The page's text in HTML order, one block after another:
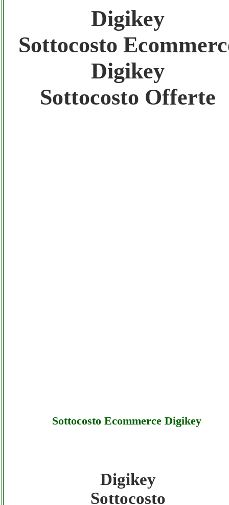
Gratis registra il tuo Ecommerce nel
Network
Gratis registra il tuo Sito di Annunci nel
Network
Digikey
Sottocosto
Digikey
Sottocosto Offerte
Sottocosto Ecommerce Digikey
Digikey - Sottocosto Ecommerce Digikey -
Digikey
Sottocosto